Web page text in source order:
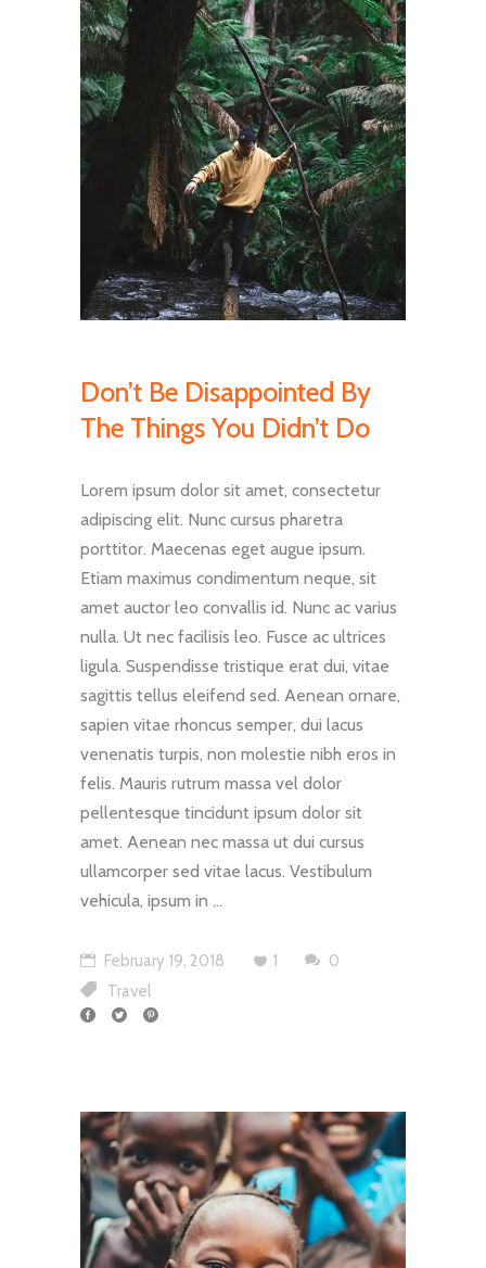
Don’t Be Disappointed By
The Things You Didn’t Do
Lorem ipsum dolor sit amet, consectetur
adipiscing elit. Nunc cursus pharetra
porttitor. Maecenas eget augue ipsum.
Etiam maximus condimentum neque, sit
amet auctor leo convallis id. Nunc ac varius
nulla. Ut nec facilisis leo. Fusce ac ultrices
ligula. Suspendisse tristique erat dui, vitae
sagittis tellus eleifend sed. Aenean ornare,
sapien vitae rhoncus semper, dui lacus
venenatis turpis, non molestie nibh eros in
felis. Mauris rutrum massa vel dolor
pellentesque tincidunt ipsum dolor sit
amet. Aenean nec massa ut dui cursus
ullamcorper sed vitae lacus. Vestibulum
vehicula, ipsum in
February 19, 2018 1
0
Travel